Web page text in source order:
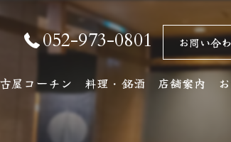
052-973-0801 お問い合
屋コーチン
古屋コーチンとは
料理・銘酒 店舗案内